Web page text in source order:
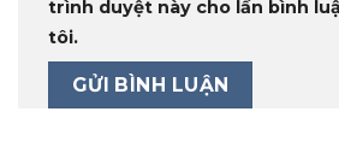
trình duyệt này cho lần bình
tôi.